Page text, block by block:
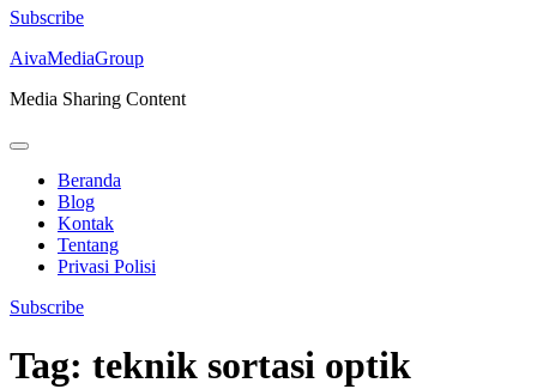
Subscribe
Lompat
konten
Enter)
AivaMediaGroup
Media Sharing Content
Beranda
Blog
Kontak
Tentang
Privasi Polisi
Subscribe
Tag: teknik sortasi optik